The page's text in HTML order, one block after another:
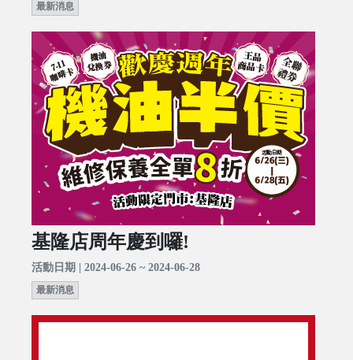
最新消息
基隆店周年慶到囉!
活動日期 | 2024-06-26 ~ 2024-06-28
最新消息